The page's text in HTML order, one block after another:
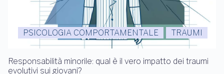
PSICOLOGIA COMPORTAMENTALE TRAUMI
Responsabilità minorile: qual è il vero impatto dei traumi
evolutivi sui giovani?